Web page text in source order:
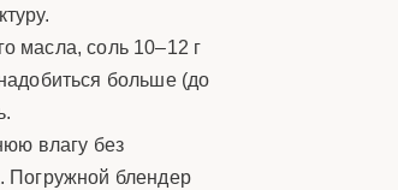
масла, соль 10–12 г
больше (до
влагу без
Погружной блендер